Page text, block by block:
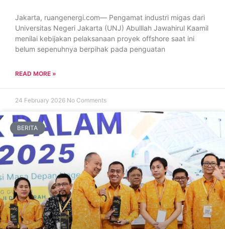
Jakarta, ruangenergi.com— Pengamat industri migas dari
Universitas Negeri Jakarta (UNJ) Abulllah Jawahirul Kaamil
menilai kebijakan pelaksanaan proyek offshore saat ini
belum sepenuhnya berpihak pada penguatan
READ MORE »
24 February 2026 No Comments
BERITA